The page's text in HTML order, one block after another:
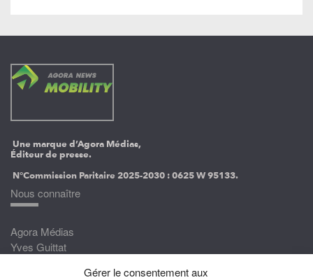
Gérer le consentement aux
Une marque d’Agora Médias,
Éditeur de presse.
N°Commission Paritaire 2025-2030 :0625 W 95133.
Nous connaître
Agora Médias
Yves Guittat